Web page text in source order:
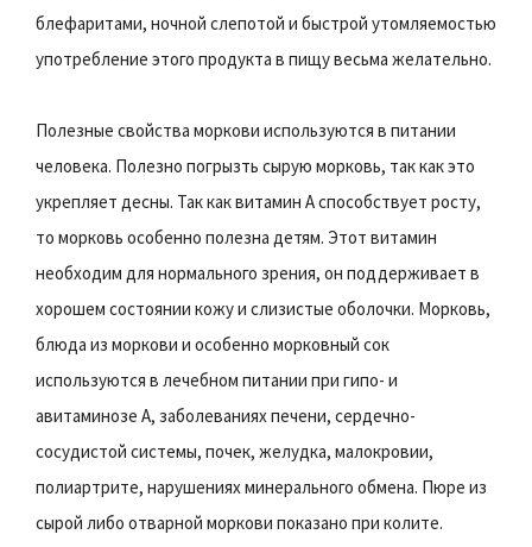
блефаритами, ночной слепотой и быстрой утомляемостью
употребление этого продукта в пищу весьма желательно.
Полезные свойства моркови используются в питании
человека. Полезно погрызть сырую морковь, так как это
укрепляет десны. Так как витамин А способствует росту,
то морковь особенно полезна детям. Этот витамин
необходим для нормального зрения, он поддерживает в
хорошем состоянии кожу и слизистые оболочки. Морковь,
блюда из моркови и особенно морковный сок
используются в лечебном питании при гипо- и
авитаминозе А, заболеваниях печени, сердечно-
сосудистой системы, почек, желудка, малокровии,
полиартрите, нарушениях минерального обмена. Пюре из
сырой либо отварной моркови показано при колите.